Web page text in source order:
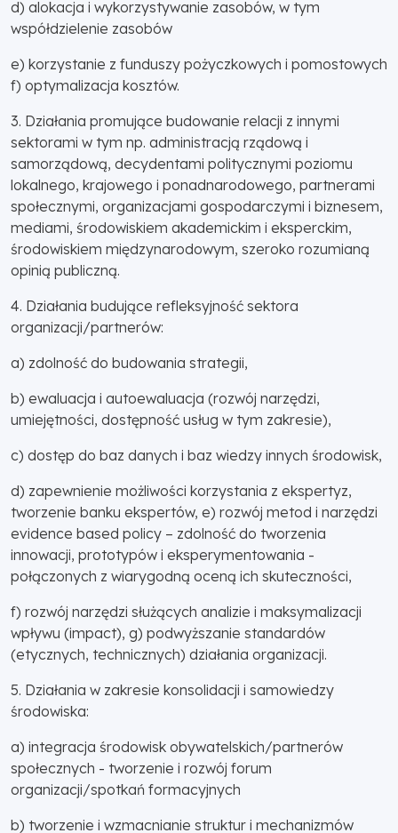
d) alokacja i wykorzystywanie zasobów, w tym
współdzielenie zasobów
e) korzystanie z funduszy pożyczkowych i pomostowych
f) optymalizacja kosztów.
3. Działania promujące budowanie relacji z innymi
sektorami w tym np. administracją rządową i
samorządową, decydentami politycznymi poziomu
lokalnego, krajowego i ponadnarodowego, partnerami
społecznymi, organizacjami gospodarczymi i biznesem,
mediami, środowiskiem akademickim i eksperckim,
środowiskiem międzynarodowym, szeroko rozumianą
opinią publiczną.
4. Działania budujące refleksyjność sektora
organizacji/partnerów:
a) zdolność do budowania strategii,
b) ewaluacja i autoewaluacja (rozwój narzędzi,
umiejętności, dostępność usług w tym zakresie),
c) dostęp do baz danych i baz wiedzy innych środowisk,
d) zapewnienie możliwości korzystania z ekspertyz,
tworzenie banku ekspertów, e) rozwój metod i narzędzi
evidence based policy – zdolność do tworzenia
innowacji, prototypów i eksperymentowania -
połączonych z wiarygodną oceną ich skuteczności,
f) rozwój narzędzi służących analizie i maksymalizacji
wpływu (impact), g) podwyższanie standardów
(etycznych, technicznych) działania organizacji.
5. Działania w zakresie konsolidacji i samowiedzy
środowiska:
a) integracja środowisk obywatelskich/partnerów
społecznych - tworzenie i rozwój forum
organizacji/spotkań formacyjnych
b) tworzenie i wzmacnianie struktur i mechanizmów